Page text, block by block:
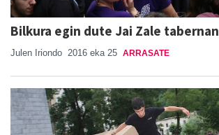
Bilkura egin dute Jai Zale tabernan
Julen Iriondo 2016 eka 25 ARRASATE